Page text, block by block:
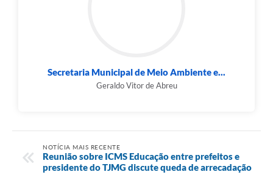
Secretaria Municipal de Meio Ambiente e...
Geraldo Vitor de Abreu
NOTÍCIA MAIS RECENTE
Reunião sobre ICMS Educação entre prefeitos e
presidente do TJMG discute queda de arrecadação